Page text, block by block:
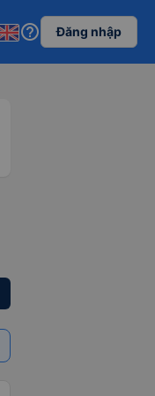
help_outline Đăng nhập